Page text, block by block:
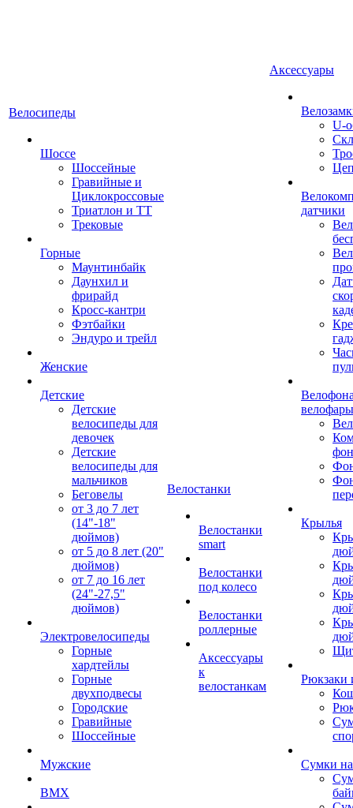
Велосипеды
Шоссе
Шоссейные
Гравийные и
Циклокроссовые
Триатлон и ТТ
Трековые
Горные
Маунтинбайк
Даунхил и
фрирайд
Кросс-кантри
Фэтбайки
Эндуро и трейл
Женские
Детские
Детские
велосипеды для
девочек
Детские
велосипеды для
мальчиков
Беговелы
от 3 до 7 лет
(14"-18"
дюймов)
от 5 до 8 лет (20"
дюймов)
от 7 до 16 лет
(24"-27,5"
дюймов)
Электровелосипеды
Горные
хардтейлы
Горные
двухподвесы
Городские
Гравийные
Шоссейные
Мужские
BMX
Велостанки
Велостанки
smart
Велостанки
под колесо
Велостанки
роллерные
Аксессуары
к
велостанкам
Аксессуары
U-
датчики
велофары
Крылья
Рюкзаки
Сумки